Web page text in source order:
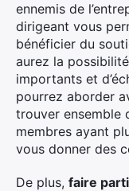
ennemis de
dirigeant vous
bénéficier du
aurez la
importants et
pourrez aborder
trouver ensemble
membres ayant
vous donner des
De plus, faire